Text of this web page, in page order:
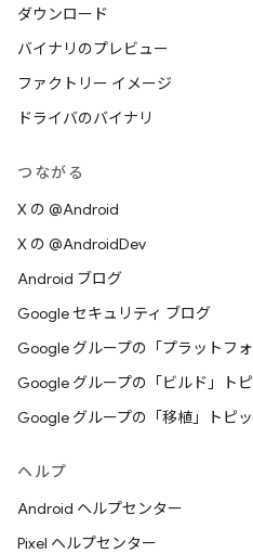
ダウンロード
バイナリのプレビュー
ファクトリー イメージ
ドライバのバイナリ
つながる
X の @Android
X の @AndroidDev
Android ブログ
Google セキュリティ ブログ
Google グループの「プラットフ
Google グループの「ビルド」ト
Google グループの「移植」トピ
ヘルプ
Android ヘルプセンター
Pixel ヘルプセンター